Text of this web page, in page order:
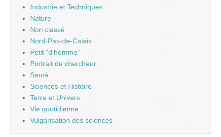
Industrie et Techniques
Nature
Non classé
Nord-Pas-de-Calais
Petit "d'homme"
Portrait de chercheur
Santé
Sciences et Histoire
Terre et Univers
Vie quotidienne
Vulgarisation des sciences